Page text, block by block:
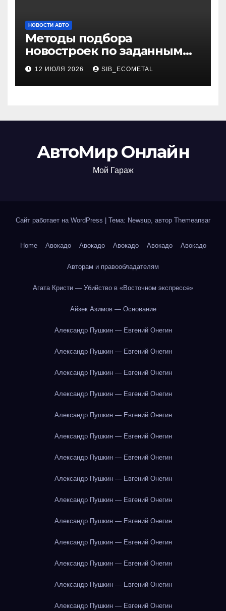
НОВОСТИ АВТО
Методы подбора
новостроек по заданным
критериям
12 ИЮЛЯ 2026 SIB_ECOMETAL
АвтоМир Онлайн
Мой Гараж
Сайт работает на WordPress Тема: Newsup, автор Themeansar
Home Авокадо Авокадо Авокадо Авокадо Авокадо
Авторам и правообладателям
Агата Кристи — Убийство в «Восточном экспрессе»
Айзек Азимов — Основание
Александр Пушкин — Евгений Онегин
Александр Пушкин — Евгений Онегин
Александр Пушкин — Евгений Онегин
Александр Пушкин — Евгений Онегин
Александр Пушкин — Евгений Онегин
Александр Пушкин — Евгений Онегин
Александр Пушкин — Евгений Онегин
Александр Пушкин — Евгений Онегин
Александр Пушкин — Евгений Онегин
Александр Пушкин — Евгений Онегин
Александр Пушкин — Евгений Онегин
Александр Пушкин — Евгений Онегин
Александр Пушкин — Евгений Онегин
Александр Пушкин — Евгений Онегин